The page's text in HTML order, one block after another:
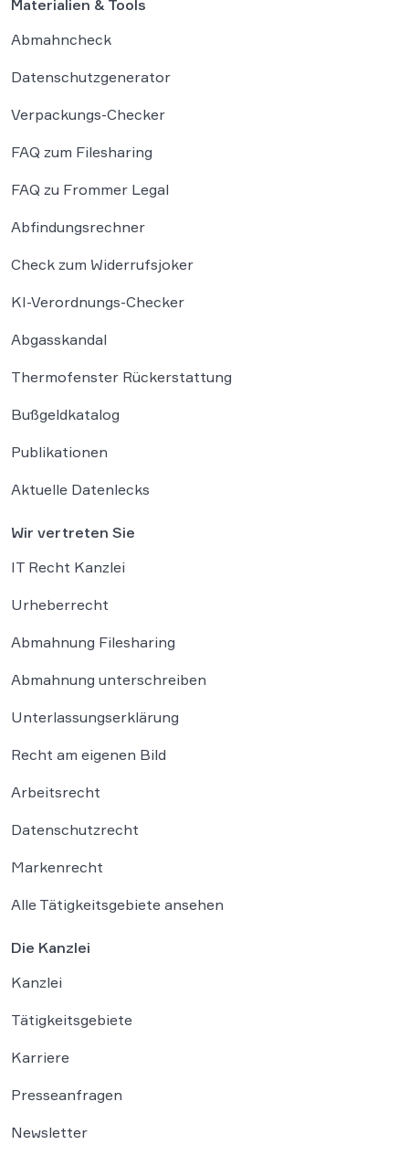
Materialien & Tools
Abmahncheck
Datenschutzgenerator
Verpackungs-Checker
FAQ zum Filesharing
FAQ zu Frommer Legal
Abfindungsrechner
Check zum Widerrufsjoker
KI-Verordnungs-Checker
Abgasskandal
Thermofenster Rückerstattung
Bußgeldkatalog
Publikationen
Aktuelle Datenlecks
Wir vertreten Sie
IT Recht Kanzlei
Urheberrecht
Abmahnung Filesharing
Abmahnung unterschreiben
Unterlassungserklärung
Recht am eigenen Bild
Arbeitsrecht
Datenschutzrecht
Markenrecht
Alle Tätigkeitsgebiete ansehen
Die Kanzlei
Kanzlei
Tätigkeitsgebiete
Karriere
Presseanfragen
Newsletter